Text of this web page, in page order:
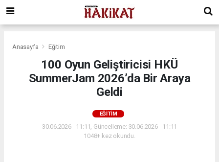
Anasayfa Eğitim
100 Oyun Geliştiricisi HKÜ
SummerJam 2026’da Bir Araya
Geldi
EĞITIM
30.06.2026 - 11:11, Güncelleme: 30.06.2026 - 11:11
1048+ kez okundu.